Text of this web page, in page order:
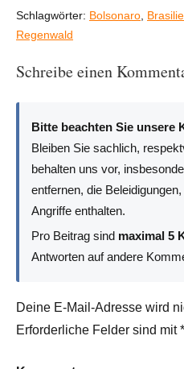
Schlagwörter: Bolsonaro
Regenwald
Schreibe einen
Bitte beachten Sie unsere
Bleiben Sie sachlich,
behalten uns vor,
entfernen, die
Angriffe enthalten.
Pro Beitrag sind maximal 5
Antworten auf andere
Deine E-Mail-Adresse wird
Erforderliche Felder sind mit*